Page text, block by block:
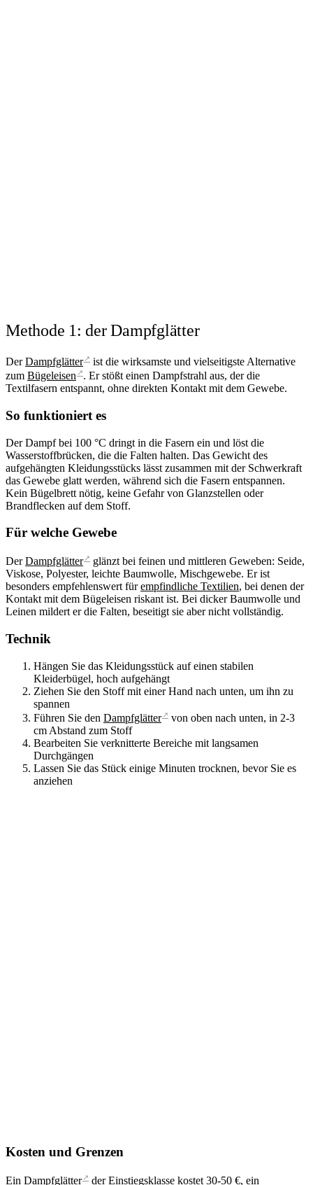
Methode 1: der Dampfglätter
DerDampfglätter ↗ ist die wirksamste und vielseitigste Alternative
zum Bügeleisen ↗. Er stößt einen Dampfstrahl aus, der die
Textilfasern entspannt, ohne direkten Kontakt mit dem Gewebe.
So funktioniert es
Der Dampf bei 100 °C dringt in die Fasern ein und löst die
Wasserstoffbrücken, die die Falten halten. Das Gewicht des
aufgehängten Kleidungsstücks lässt zusammen mit der Schwerkraft
das Gewebe glatt werden, während sich die Fasern entspannen.
Kein Bügelbrett nötig, keine Gefahr von Glanzstellen oder
Brandflecken auf dem Stoff.
Für welche Gewebe
DerDampfglätter ↗ glänzt bei feinen und mittleren Geweben: Seide,
Viskose, Polyester, leichte Baumwolle, Mischgewebe. Er ist
besonders empfehlenswert fürempfindliche Textilien, bei denen der
Kontakt mit dem Bügeleisen riskant ist. Bei dicker Baumwolle und
Leinen mildert er die Falten, beseitigt sie aber nicht vollständig.
Technik
Hängen Sie das Kleidungsstück auf einen stabilen
Kleiderbügel, hoch aufgehängt
Ziehen Sie den Stoff mit einer Hand nach unten, um ihn zu
spannen
Führen Sie den Dampfglätter ↗ von oben nach unten, in 2-3
cm Abstand zum Stoff
Bearbeiten Sie verknitterte Bereiche mit langsamen
Durchgängen
Lassen Sie das Stück einige Minuten trocknen, bevor Sie es
anziehen
Kosten und Grenzen
Ein Dampfglätter ↗ der Einstiegsklasse kostet 30-50 €, ein